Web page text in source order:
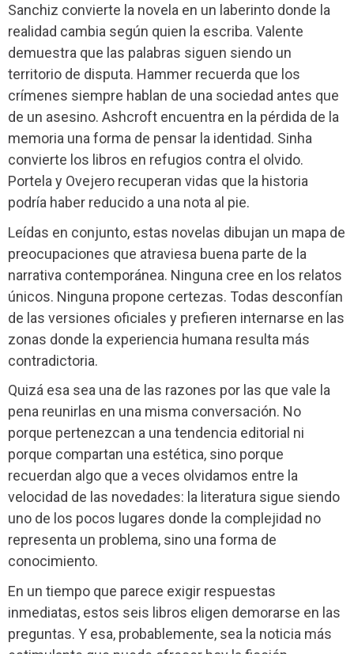
Sanchiz convierte la novela en un laberinto donde la
realidad cambia según quien la escriba. Valente
demuestra que las palabras siguen siendo un
territorio de disputa. Hammer recuerda que los
crímenes siempre hablan de una sociedad antes que
de un asesino. Ashcroft encuentra en la pérdida de la
memoria una forma de pensar la identidad. Sinha
convierte los libros en refugios contra el olvido.
Portela y Ovejero recuperan vidas que la historia
podría haber reducido a una nota al pie.
Leídas en conjunto, estas novelas dibujan un mapa de
preocupaciones que atraviesa buena parte de la
narrativa contemporánea. Ninguna cree en los relatos
únicos. Ninguna propone certezas. Todas desconfían
de las versiones oficiales y prefieren internarse en las
zonas donde la experiencia humana resulta más
contradictoria.
Quizá esa sea una de las razones por las que vale la
pena reunirlas en una misma conversación. No
porque pertenezcan a una tendencia editorial ni
porque compartan una estética, sino porque
recuerdan algo que a veces olvidamos entre la
velocidad de las novedades: la literatura sigue siendo
uno de los pocos lugares donde la complejidad no
representa un problema, sino una forma de
conocimiento.
En un tiempo que parece exigir respuestas
inmediatas, estos seis libros eligen demorarse en las
preguntas. Y esa, probablemente, sea la noticia más